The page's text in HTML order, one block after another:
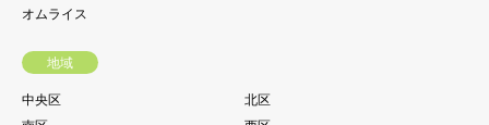
オムライス
地域
中央区
北区